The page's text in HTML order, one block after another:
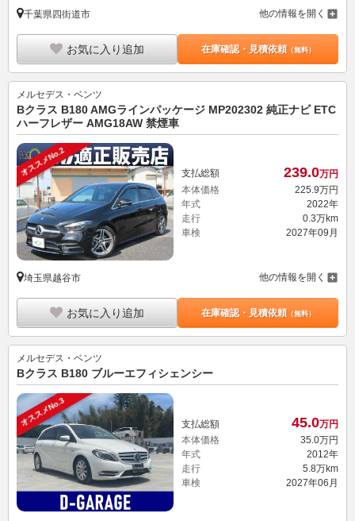
千葉県四街道市 他の情報を開く
お気に入り追加 在庫確認・見積依頼（無料）
メルセデス・ベンツ
Bクラス B180 AMGラインパッケージ MP202302 純正ナビ ETC
ハーフレザー AMG18AW 禁煙車
オススメNo.2 支払総額 239.0万円
本体価格
225. 9万円
年式
2022年
走行
0.3万km
車検
2027年09月
埼玉県越谷市 他の情報を開く
お気に入り追加 在庫確認・見積依頼（無料）
メルセデス・ベンツ
Bクラス B180 ブルーエフィシェンシー
オススメNo.3 支払総額 45.0万円
本体価格
35.0万円
年式
2012年
走行
5.8万km
車検
2027年06月